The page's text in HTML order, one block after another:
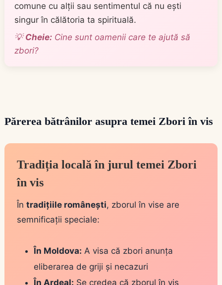
comune cu alții sau sentimentul că nu ești
singur în călătoria ta spirituală.
💡Cheie: Cine sunt oamenii care te ajută să
zbori?
Părerea bătrânilor asupra temei Zbori în vis
Tradiția locală în jurul temei Zbori
în vis
În tradițiile românești, zborul în vise are
semnificații speciale:
În Moldova: A visa că zbori anunța
eliberarea de griji și necazuri
În Ardeal: Se credea că zborul în vis